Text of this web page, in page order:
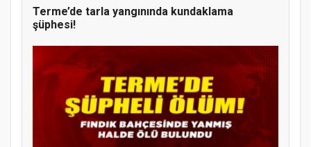
Terme’de tarla yangınında kundaklama
şüphesi!